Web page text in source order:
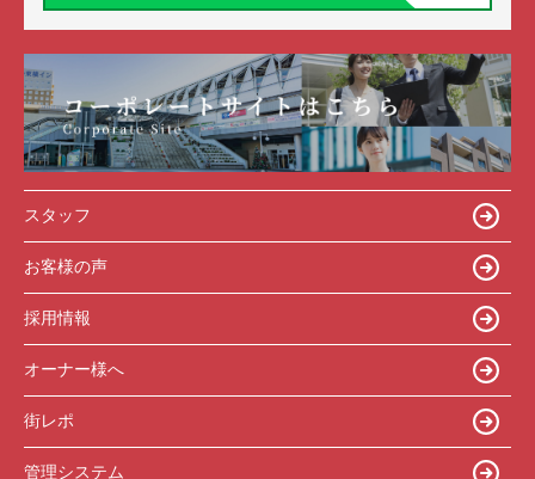
スタッフ
お客様の声
採用情報
オーナー様へ
街レポ
管理システム